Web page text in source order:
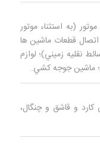
موتور (به استثناء موتور
قطعات ماشين‌ ها
نقليه زميني)؛ لوازم
ماشين جوجه كشي.
كارد و قاشق و چنگال،